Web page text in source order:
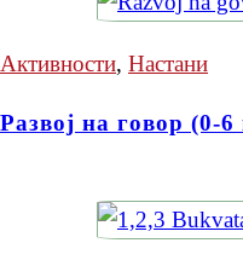
Активности, Настани
Развој на говор (0-6